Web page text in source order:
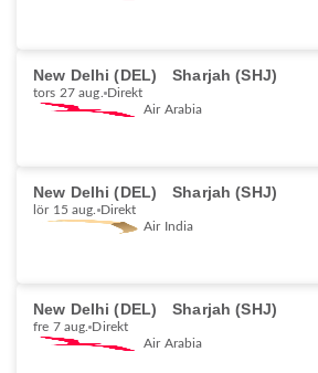
New Delhi (DEL) Sharjah (SHJ)
tors 27 aug. Direkt
Air Arabia
New Delhi (DEL) Sharjah (SHJ)
lör 15 aug. Direkt
Air India
New Delhi (DEL) Sharjah (SHJ)
fre 7 aug. Direkt
Air Arabia